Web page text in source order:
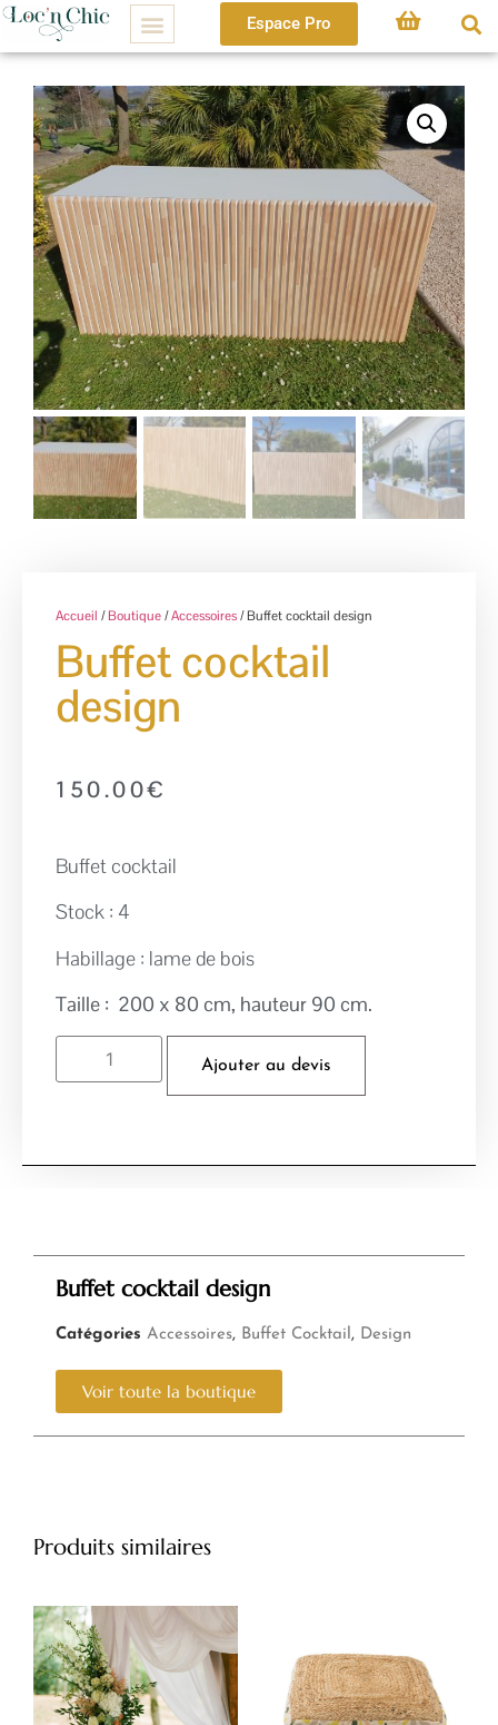
Espace Pro
Accueil /Boutique/Accessoires/ Buffet cocktail design
Buffet cocktail
design
150.00€
Buffet cocktail
Stock : 4
Habillage : lame de bois
Taille : 200 x 80 cm, hauteur 90 cm.
Ajouter au devis
Buffet cocktail design
Catégories Accessoires, Buffet Cocktail , Design
Voir toute la boutique
Produits similaires